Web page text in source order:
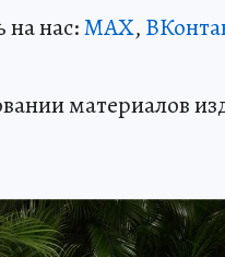
нас:MAX,
материалов